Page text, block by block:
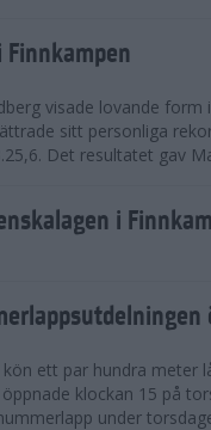
visade lovande form
sitt personliga
Det resultatet gav
i
ett par hundra meter
klockan 15 på
under